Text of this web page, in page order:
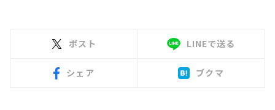
ポスト LINEで送る
シェア ブクマ